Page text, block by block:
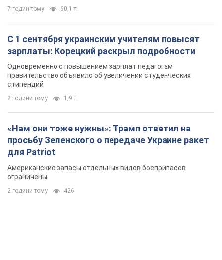
7 годин тому 60,1 т.
С 1 сентября украинским учителям повысят
зарплаты: Корецкий раскрыл подробности
Одновременно с повышением зарплат педагогам
правительство объявило об увеличении студенческих
стипендий
2 години тому 1,9 т.
«Нам они тоже нужны»: Трамп ответил на
просьбу Зеленского о передаче Украине ракет
для Patriot
Американские запасы отдельных видов боеприпасов
ограничены
2 години тому 426